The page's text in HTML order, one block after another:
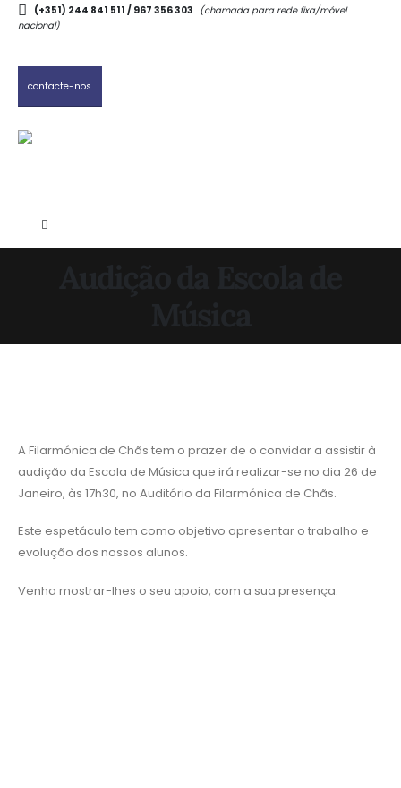
(+351) 244 841 511 / 967 356 303 (chamada para rede fixa/móvel
nacional)
contacte-nos
A Filarmónica de Chãs tem o prazer de o convidar a assistir à
audição da Escola de Música que irá realizar-se no dia 26 de
Janeiro, às 17h30, no Auditório da Filarmónica de Chãs.
Este espetáculo tem como objetivo apresentar o trabalho e
evolução dos nossos alunos.
Venha mostrar-lhes o seu apoio, com a sua presença.